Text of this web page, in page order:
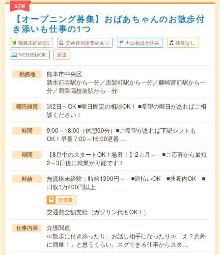
NEW
【オープニング募集】おばあちゃんのお散歩付
き添いも仕事の1つ
職種未経験OK 交通費別途支給あり 土日祝日が休み 残業なし
WEB登録OK 派遣
勤務地
熊本市中央区
新水前寺駅から---分／黒髪町駅から---分／藤崎宮前駅から---
分／商業高校前駅から---分
曜日頻度
週2日～OK ■曜日固定の相談OK！ ■希望の曜日があればご相
談ください！
時間
9:00～18:00（休憩60分）■ご希望があれば下記シフトも
OK！早番 7:00～16:00遅番 …
期間
【8月中のスタートOK！急募！】2カ月～ ■ご応募から最短
2～3日後に就業が可能です！
時給
無資格未経験：時給1300円～ ■週払いOK ■扶養内OK ■
日収1万400円以上
交通費
交通費全額支給（ガソリン代もOK！）
仕事内容
介護関連
≪散歩に付き添ったり、お話し相手になったり≫「え？意外
に簡単！」と思うくらい、スグできる仕事からスタ…